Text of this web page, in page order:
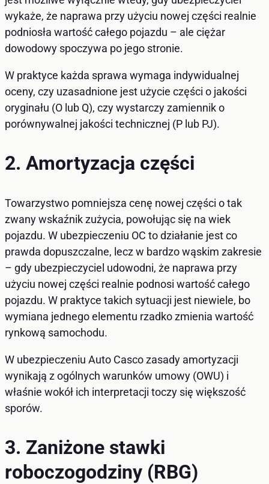
wykaże, że naprawa przy użyciu nowej części realnie
podniosła wartość całego pojazdu – ale ciężar
dowodowy spoczywa po jego stronie.
W praktyce każda sprawa wymaga indywidualnej
oceny, czy uzasadnione jest użycie części o jakości
oryginału (O lub Q), czy wystarczy zamiennik o
porównywalnej jakości technicznej (P lub PJ).
2. Amortyzacja części
Towarzystwo pomniejsza cenę nowej części o tak
zwany wskaźnik zużycia, powołując się na wiek
pojazdu. W ubezpieczeniu OC to działanie jest co
prawda dopuszczalne, lecz w bardzo wąskim zakresie
– gdy ubezpieczyciel udowodni, że naprawa przy
użyciu nowej części realnie podnosi wartość całego
pojazdu. W praktyce takich sytuacji jest niewiele, bo
wymiana jednego elementu rzadko zmienia wartość
rynkową samochodu.
W ubezpieczeniu Auto Casco zasady amortyzacji
wynikają z ogólnych warunków umowy (OWU) i
właśnie wokół ich interpretacji toczy się większość
sporów.
3. Zaniżone stawki
roboczogodziny (RBG)